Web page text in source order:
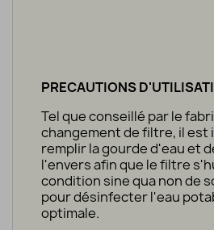
PRECAUTIONS
Tel que conseillé par le
changement de filtre, il est
remplir la gourde d'eau et
l'envers afin que le filtre
condition sine qua non de
pour désinfecter l'eau
optimale.